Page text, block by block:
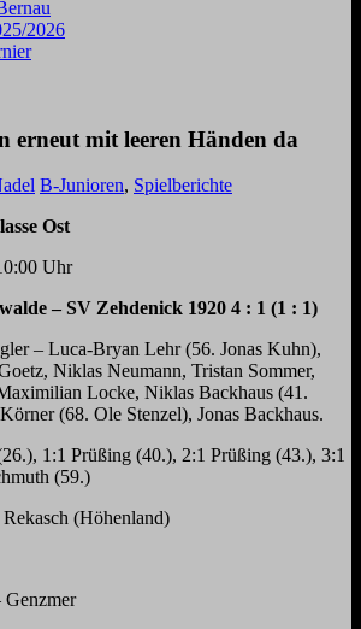
2026
erneut mit leeren Händen da
B-Junioren, Spielberichte
Ost
Uhr
– SV Zehdenick 1920 4 : 1 (1 : 1)
– Luca-Bryan Lehr (56. Jonas Kuhn),
Niklas Neumann, Tristan Sommer,
Locke, Niklas Backhaus (41.
(68. Ole Stenzel), Jonas Backhaus.
1:1 Prüßing (40.), 2:1 Prüßing (43.), 3:1
(59.)
(Höhenland)
Genzmer